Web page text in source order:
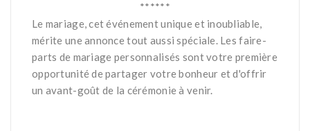
******
Le mariage, cet événement unique et inoubliable,
mérite une annonce tout aussi spéciale. Les faire-
parts de mariage personnalisés sont votre première
opportunité de partager votre bonheur et d'offrir
un avant-goût de la cérémonie à venir.